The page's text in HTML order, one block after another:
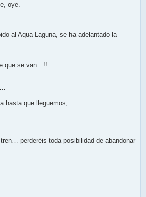
oye.
al Aqua Laguna, se ha adelantado la
que se van…!!
hasta que lleguemos,
perderéis toda posibilidad de abandonar